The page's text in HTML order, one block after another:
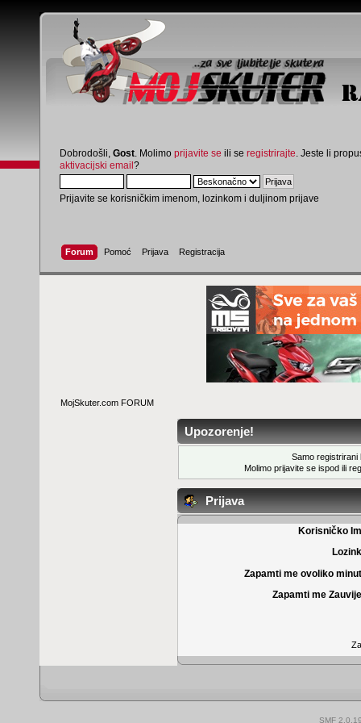
Dobrodošli, Gost . Molimo prijavite se ili se registrirajte . Jeste li
aktivacijski email?
Prijavite se korisničkim imenom, lozinkom i duljinom prijave
Forum Pomoć Prijava Registracija
MojSkuter.com FORUM
Upozorenje!
Samo registrirani
Molimo prijavite se ispod ili
Prijava
Korisničko
Zapamti me ovoliko
Zapamti me
SMF